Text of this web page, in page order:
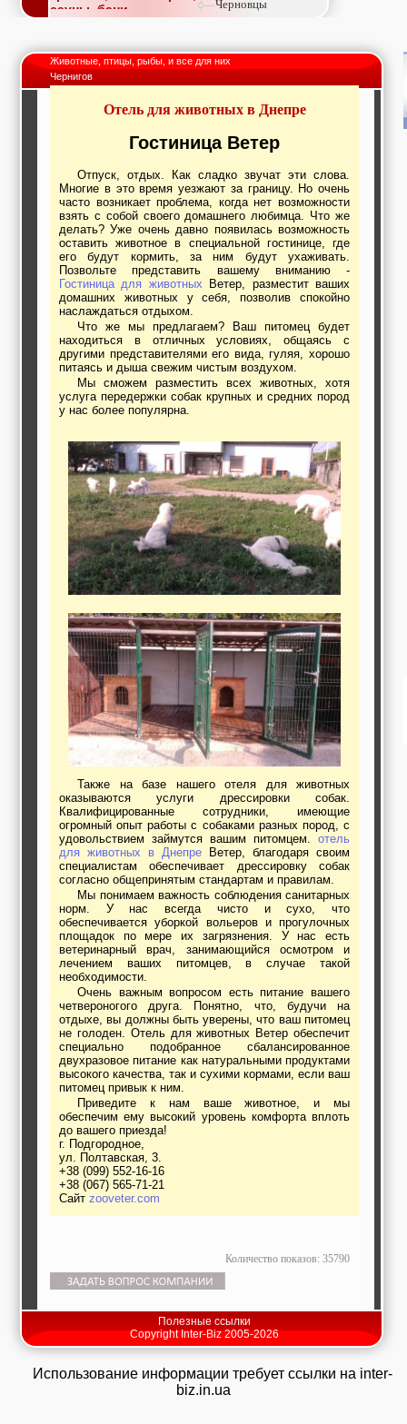
сауны, бани
продажа, съем
Окна, стекло,
витражи, входные
светопразрачные
Образование и наука,
тренинги, семинары,
повышение
квалификации
Промышленное
оборудование:
заводы, предприятия,
фабрики, легкая
промышленность,
металлургия
Развлечения и
активный отдых:
спортклубы, фитнес,
бильярд, боулинг,
кино, спорттовары,
экстим
Строительство и
ремонт: проектные
работы,
отделочные
материалы,
строительные
машины и техника,
все для
коммуникаций
Туризм, отдых,
путешествия,
авиакомпании, ж/д
перевозки,
пансионаты, отели,
Трудоустройство,
кадровые агентства,
крюининг
Программирование
сайта
Черновцы
Животные, птицы, рыбы, и все для них
Чернигов
Отель для животных в Днепре
Гостиница Ветер
Отпуск, отдых. Как сладко звучат эти слова.
Многие в это время уезжают за границу. Но очень
часто возникает проблема, когда нет возможности
взять с собой своего домашнего любимца. Что же
делать? Уже очень давно появилась возможность
оставить животное в специальной гостинице, где
его будут кормить, за ним будут ухаживать.
Позвольте представить вашему вниманию -
Гостиница для животных Ветер, разместит ваших
домашних животных у себя, позволив спокойно
наслаждаться отдыхом.
Что же мы предлагаем? Ваш питомец будет
находиться в отличных условиях, общаясь с
другими представителями его вида, гуляя, хорошо
питаясь и дыша свежим чистым воздухом.
Мы сможем разместить всех животных, хотя
услуга передержки собак крупных и средних пород
у нас более популярна.
Также на базе нашего отеля для животных
оказываются услуги дрессировки собак.
Квалифицированные сотрудники, имеющие
огромный опыт работы с собаками разных пород, с
удовольствием займутся вашим питомцем. отель
для животных в Днепре Ветер, благодаря своим
специалистам обеспечивает дрессировку собак
согласно общепринятым стандартам и правилам.
Мы понимаем важность соблюдения санитарных
норм. У нас всегда чисто и сухо, что
обеспечивается уборкой вольеров и прогулочных
площадок по мере их загрязнения. У нас есть
ветеринарный врач, занимающийся осмотром и
лечением ваших питомцев, в случае такой
необходимости.
Очень важным вопросом есть питание вашего
четвероногого друга. Понятно, что, будучи на
отдыхе, вы должны быть уверены, что ваш питомец
не голоден. Отель для животных Ветер обеспечит
специально подобранное сбалансированное
двухразовое питание как натуральными продуктами
высокого качества, так и сухими кормами, если ваш
питомец привык к ним.
Приведите к нам ваше животное, и мы
обеспечим ему высокий уровень комфорта вплоть
до вашего приезда!
г. Подгородное,
ул. Полтавская, 3.
+38 (099) 552-16-16
+38 (067) 565-71-21
Сайт zooveter.com
Количество показов: 35790
Полезные ссылки
Copyright Inter-Biz 2005-2026
Использование информации требует ссылки на inter-
biz.in.ua